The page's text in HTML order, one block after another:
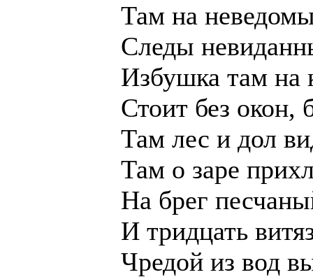
Там на
Следы
Избушка там на
Стоит без окон,
Там лес и дол
Там о заре
На брег
И тридцать
Чредой из вод